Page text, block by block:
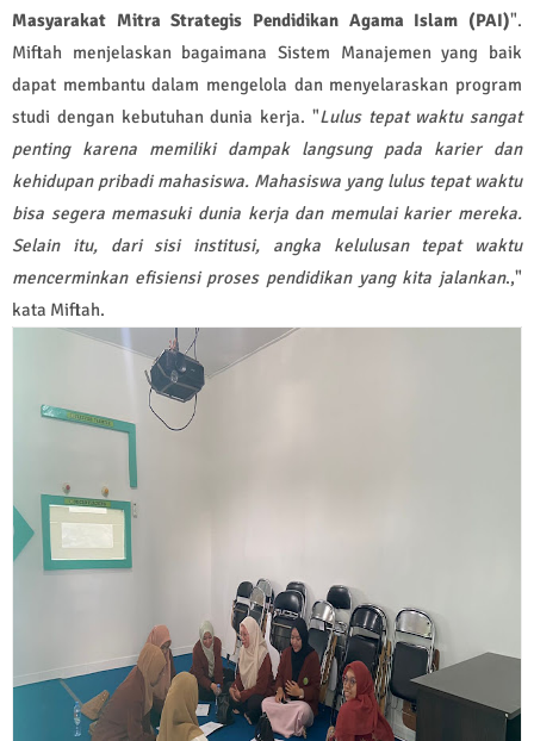
Masyarakat Mitra Strategis Pendidikan Agama Islam (PAI)".
Miftah menjelaskan bagaimana Sistem Manajemen yang baik
dapat membantu dalam mengelola dan menyelaraskan program
studi dengan kebutuhan dunia kerja. "Lulus tepat waktu sangat
penting karena memiliki dampak langsung pada karier dan
kehidupan pribadi mahasiswa. Mahasiswa yang lulus tepat waktu
bisa segera memasuki dunia kerja dan memulai karier mereka.
Selain itu, dari sisi institusi, angka kelulusan tepat waktu
mencerminkan efisiensi proses pendidikan yang kita jalankan.,"
kata Miftah.